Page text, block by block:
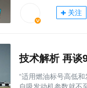
关注
技术解析 再谈
“适用燃油标号高低